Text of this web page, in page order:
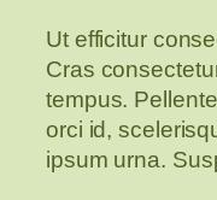
Ut efficitur
Cras
tempus.
orci id,
ipsum urna.